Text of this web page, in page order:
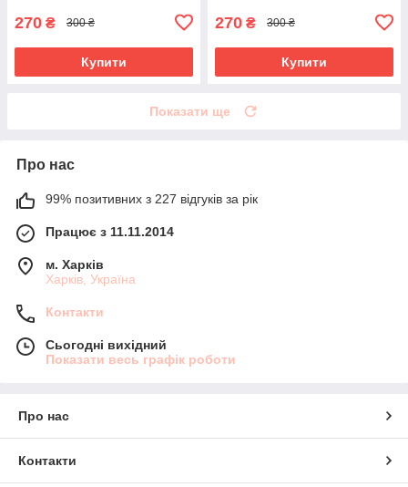
270 ₴ 300 ₴
Купити
270 ₴ 300 ₴
Купити
Показати ще
Про нас
99% позитивних з 227 відгуків за рік
Працює з 11.11.2014
м. Харків
Харків, Україна
Контакти
Сьогодні вихідний
Показати весь графік роботи
Про нас
Контакти